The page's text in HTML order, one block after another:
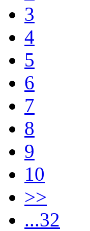
3
4
5
6
7
8
9
10
>>
...32